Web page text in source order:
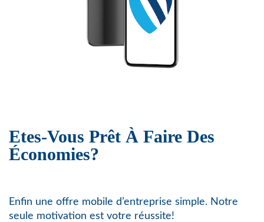
Etes-Vous Prêt À Faire Des
Économies?
Enfin une offre mobile d’entreprise simple. Notre
seule motivation est votre réussite!